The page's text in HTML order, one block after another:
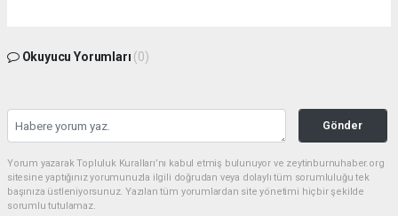
Okuyucu Yorumları (0)
Gönder
Yorum yazarak Topluluk Kuralları’nı kabul etmiş bulunuyor ve zeytinburnuhaber.org
sitesine yaptığınız yorumunuzla ilgili doğrudan veya dolaylı tüm sorumluluğu tek
başınıza üstleniyorsunuz. Yazılan tüm yorumlardan site yönetimi hiçbir şekilde
sorumlu tutulamaz.